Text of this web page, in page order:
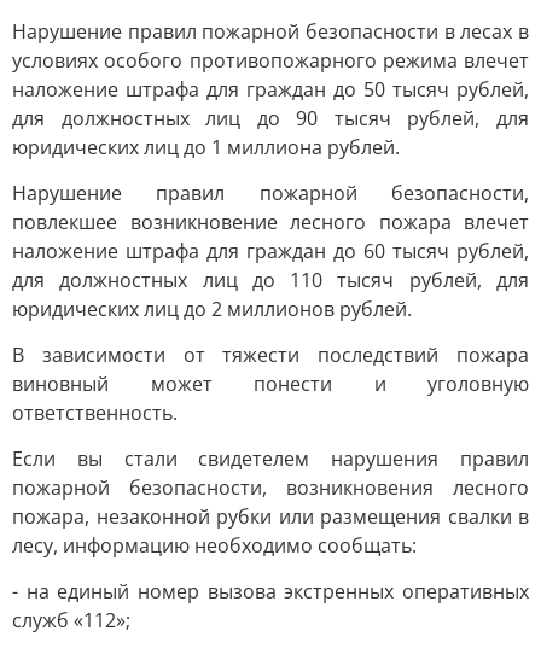
Нарушение правил пожарной безопасности в лесах в
условиях особого противопожарного режима влечет
наложение штрафа для граждан до 50 тысяч рублей,
для должностных лиц до 90 тысяч рублей, для
юридических лиц до 1 миллиона рублей.
Нарушение правил пожарной безопасности,
повлекшее возникновение лесного пожара влечет
наложение штрафа для граждан до 60 тысяч рублей,
для должностных лиц до 110 тысяч рублей, для
юридических лиц до 2 миллионов рублей.
В зависимости от тяжести последствий пожара
виновный может понести и уголовную
ответственность.
Если вы стали свидетелем нарушения правил
пожарной безопасности, возникновения лесного
пожара, незаконной рубки или размещения свалки в
лесу, информацию необходимо сообщать:
- на единый номер вызова экстренных оперативных
служб «112»;